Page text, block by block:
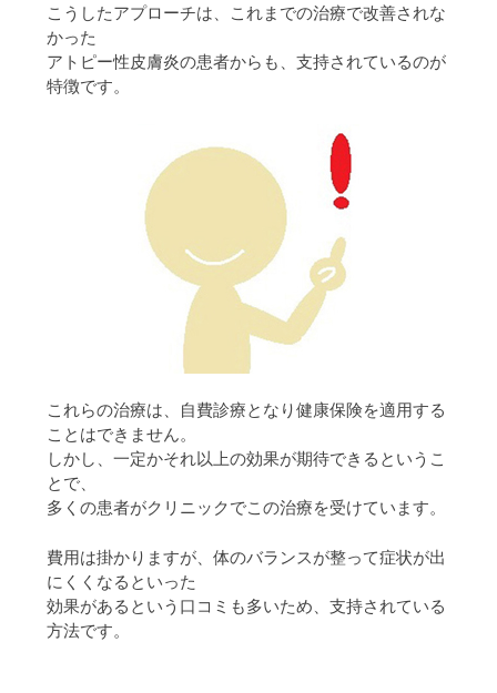
こうしたアプローチは、これまでの治療で改善されな
かった
アトピー性皮膚炎の患者からも、支持されているのが
特徴です。
これらの治療は、自費診療となり健康保険を適用する
ことはできません。
しかし、一定かそれ以上の効果が期待できるというこ
とで、
多くの患者がクリニックでこの治療を受けています。
費用は掛かりますが、体のバランスが整って症状が出
にくくなるといった
効果があるという口コミも多いため、支持されている
方法です。